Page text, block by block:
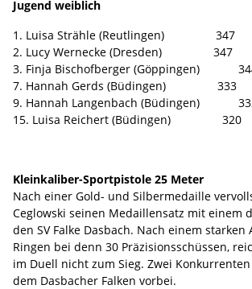
Jugend weiblich
1. Luisa Strähle (Reutlingen) 347
2. Lucy Wernecke (Dresden) 347
3. Finja Bischofberger (Göppingen)
7. Hannah Gerds (Büdingen) 333
9. Hannah Langenbach (Büdingen)
15. Luisa Reichert (Büdingen) 320
Kleinkaliber-Sportpistole 25 Meter
Nach einer Gold- und Silbermedaille
Ceglowski seinen Medaillensatz mit einem
den SV Falke Dasbach. Nach einem
Ringen bei denn 30 Präzisionsschüssen,
im Duell nicht zum Sieg. Zwei
dem Dasbacher Falken vorbei.